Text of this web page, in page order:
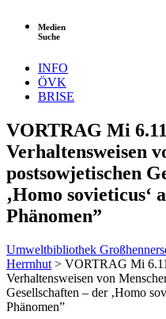
Medien
Suche
INFO
ÖVK
BRISE
VORTRAG Mi
Verhaltensweisen
postsowjetischen
‚Homo sovieticus‘
Phänomen”
Umweltbibliothek
Herrnhut > VORTRAG Mi
Verhaltensweisen von
Gesellschaften – der ‚Homo
Phänomen”